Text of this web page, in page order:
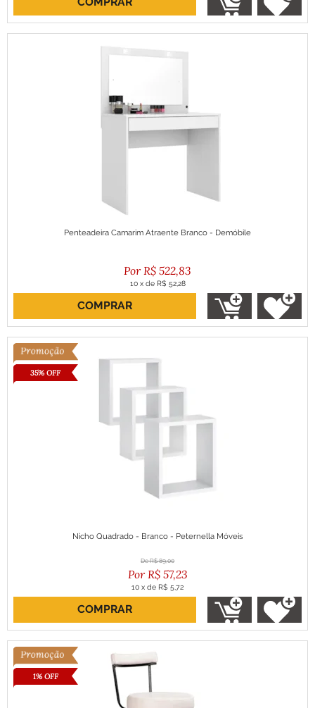
Penteadeira Camarim Atraente Branco - Demóbile
R$ 522,83
10 x de R$ 52,28
ou R$ 470,55 no boleto
COMPRAR
35% OFF
Nicho Quadrado - Branco - Peternella Móveis
R$ 89,00
R$ 57,23
10 x de R$ 5,72
ou R$ 51,51 no boleto
COMPRAR
1% OFF